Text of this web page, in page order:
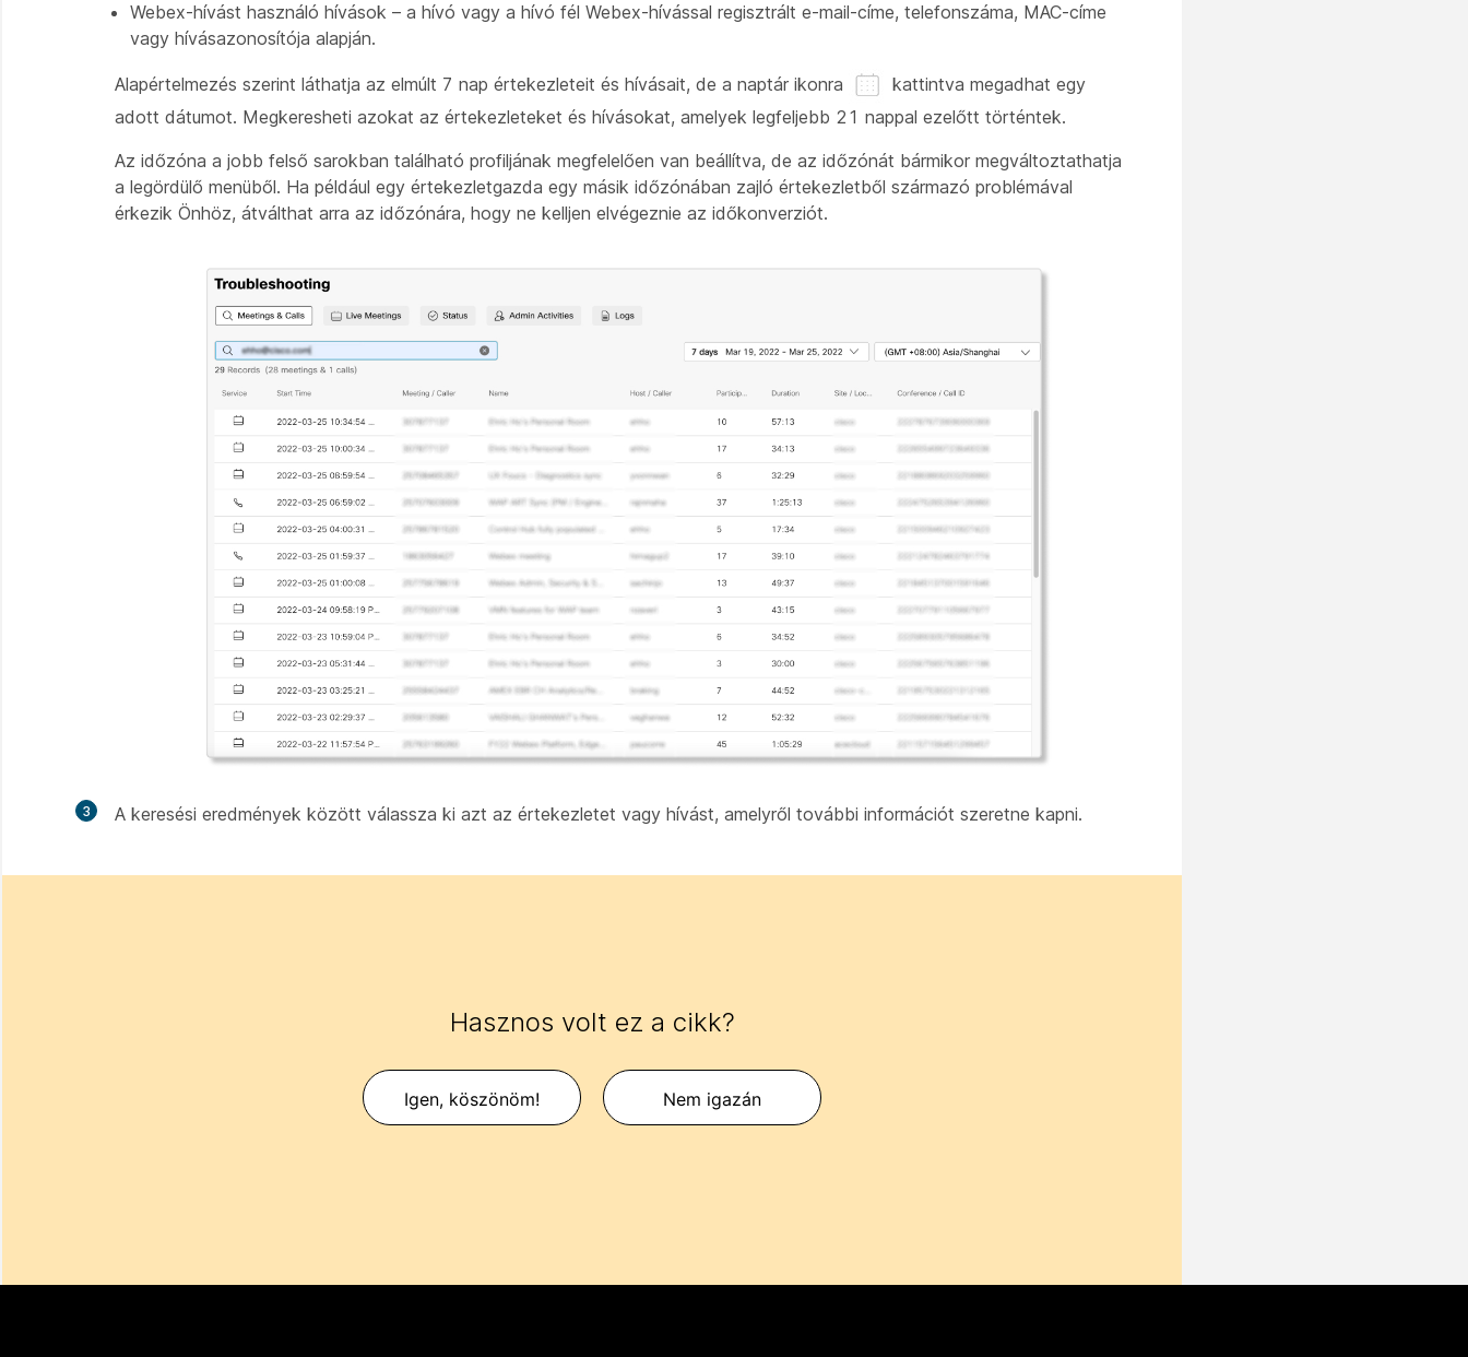
Webex-hívást használó hívások – a hívó vagy a hívó fél Webex-hívással regisztrált e-mail-címe, telefonszáma, MAC-címe
vagy hívásazonosítója alapján.
Alapértelmezés szerint láthatja az elmúlt 7 nap értekezleteit és hívásait, de a naptár ikonra
kattintva megadhat egy
adott dátumot. Megkeresheti azokat az értekezleteket és hívásokat, amelyek legfeljebb 21 nappal ezelőtt történtek.
Az időzóna a jobb felső sarokban található profiljának megfelelően van beállítva, de az időzónát bármikor megváltoztathatja
a legördülő menüből. Ha például egy értekezletgazda egy másik időzónában zajló értekezletből származó problémával
érkezik Önhöz, átválthat arra az időzónára, hogy ne kelljen elvégeznie az időkonverziót.
3 A keresési eredmények között válassza ki azt az értekezletet vagy hívást, amelyről további információt szeretne kapni.
Hasznos volt ez a cikk?
Igen, köszönöm! Nem igazán